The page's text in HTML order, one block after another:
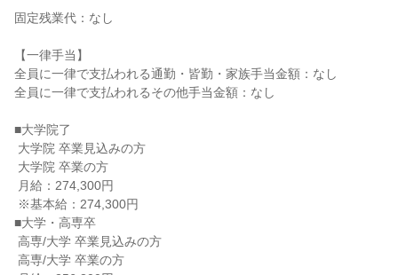
固定残業代：なし
【一律手当】
全員に一律で支払われる通勤・皆勤・家族手当金額：なし
全員に一律で支払われるその他手当金額：なし
■大学院了
■大学・高専卒